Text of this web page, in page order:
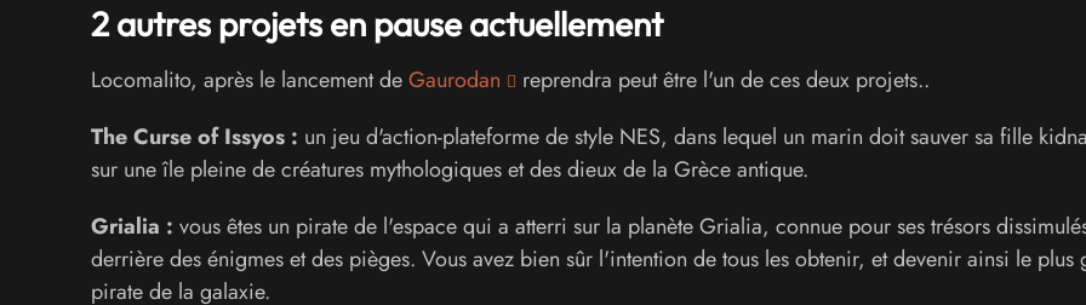
2 autres projets en pause actuellement
Locomalito, après le lancement deGaurodan
reprendra peut être l'un de ces deux projets..
The Curse of Issyos : un jeu d'action-plateforme de style NES, dans lequel un marin doit sauver sa fille
sur une île pleine de créatures mythologiques et des dieux de la Grèce antique.
Grialia : vous êtes un pirate de l'espace qui a atterri sur la planète Grialia, connue pour ses trésors
derrière des énigmes et des pièges. Vous avez bien sûr l'intention de tous les obtenir, et devenir ainsi le plus
pirate de la galaxie.